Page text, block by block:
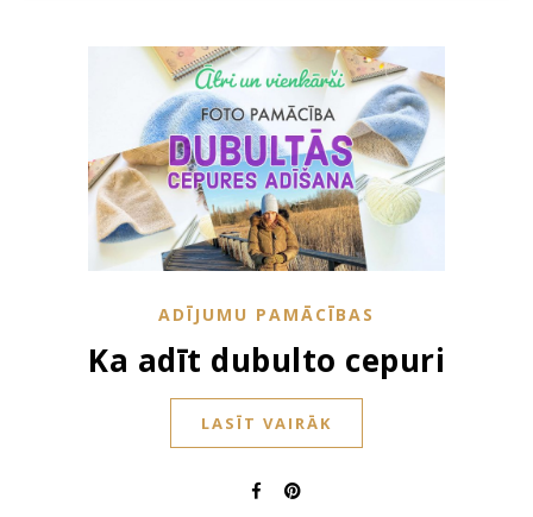
ADĪJUMU PAMĀCĪBAS
Ka adīt dubulto cepuri
LASĪT VAIRĀK